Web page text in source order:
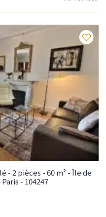
2 pièces - 60 m² - Île de
- 104247